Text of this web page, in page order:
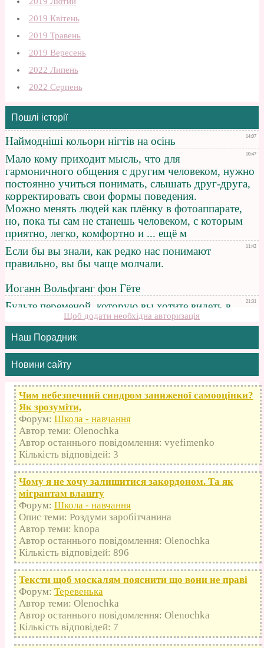
2019 Квітень
2019 Травень
2019 Вересень
2022 Липень
2022 Серпень
Пошлі історії
Щоб додати необхідна авторизація
Наш Порадник
Новини сайту
Чим небезпечний синдром заниженої самооцінки?
Як зрозуміти,
Форум: Школа - навчання
Автор теми: Olenochka
Автор останнього повідомлення: vyefimenko
Кількість відповідей: 3
Чому я не хочу залишитися закордоном. Та як
мігрантам влашту
Форум: Школа - навчання
Опис теми: Роздуми заробітчанина
Автор теми: knopa
Автор останнього повідомлення: Olenochka
Кількість відповідей: 896
Тексти щоб москалям пояснити що вони не праві
Форум: Теревенька
Автор теми: Olenochka
Автор останнього повідомлення: Olenochka
Кількість відповідей: 7